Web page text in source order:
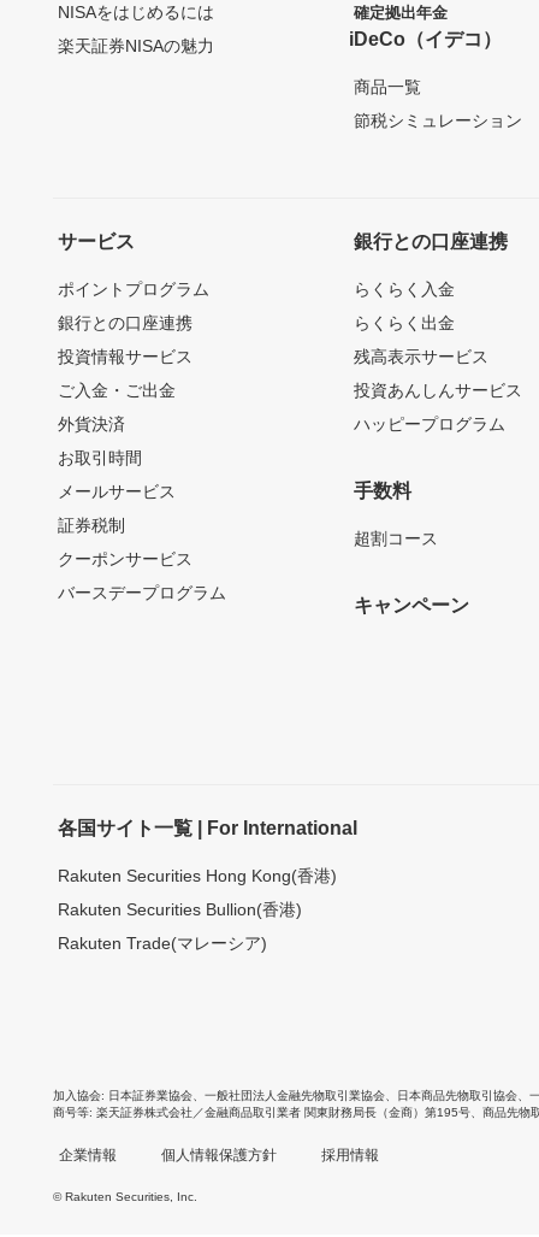
NISAをはじめるには
楽天証券NISAの魅力
確定拠出年金
iDeCo（イデコ）
商品一覧
節税シミュレーション
サービス
ポイントプログラム
銀行との口座連携
投資情報サービス
ご入金・ご出金
外貨決済
お取引時間
メールサービス
証券税制
クーポンサービス
バースデープログラム
銀行との口座連携
らくらく入金
らくらく出金
残高表示サービス
投資あんしんサービス
ハッピープログラム
手数料
超割コース
キャンペーン
各国サイト一覧 | For International
Rakuten Securities Hong Kong(香港)
Rakuten Securities Bullion(香港)
Rakuten Trade(マレーシア)
加入協会 日本証券業協会 一般社団法人金融先物取引業協会 日本商品先物取引協会
商号等 楽天証券株式会社／金融商品取引業者 関東財務局長（金商）第195号、商品先物
企業情報 個人情報保護方針 採用情報
© Rakuten Securities, Inc.